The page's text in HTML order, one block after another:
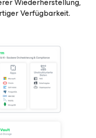
Verfügbarkeit.